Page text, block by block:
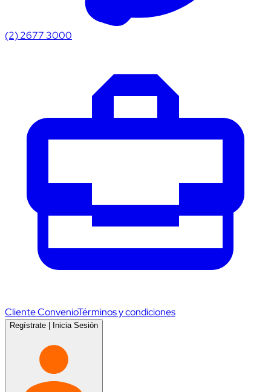
(2) 2677 3000
Cliente ConvenioTérminos y condiciones
Regístrate | Inicia Sesión